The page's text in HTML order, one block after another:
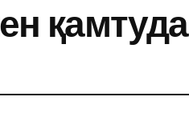
қамтуда